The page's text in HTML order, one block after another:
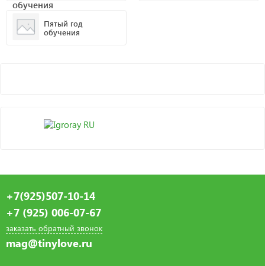
Пятый год
обучения
+7(925)507-10-14
+7 (925) 006-07-67
заказать обратный звонок
mag@tinylove.ru